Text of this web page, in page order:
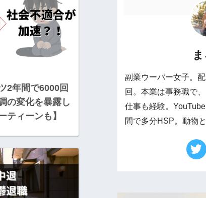
2年間で6000回
の変化を暴露し
ティーンも】
副業ウーバー女子。
回。本業は事務職で
仕事も経験。
間で多分HSP。動物